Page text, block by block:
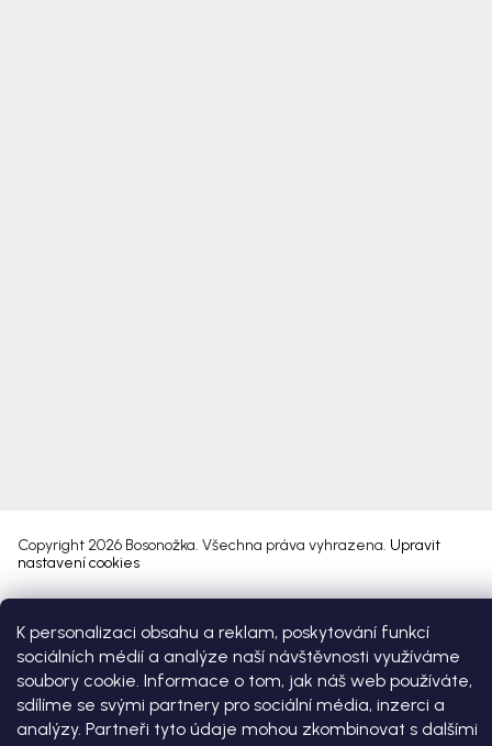
K personalizaci obsahu a reklam, poskytování funkcí
sociálních médií a analýze naší návštěvnosti využíváme
soubory cookie. Informace o tom, jak náš web používáte,
sdílíme se svými partnery pro sociální média, inzerci a
analýzy. Partneři tyto údaje mohou zkombinovat s dalšími
Copyright 2026 Bosonožka. Všechna práva vyhrazena. Upravit
nastavení cookies